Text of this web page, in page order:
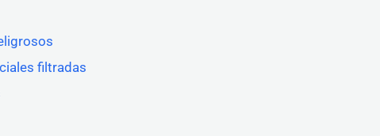
filtradas